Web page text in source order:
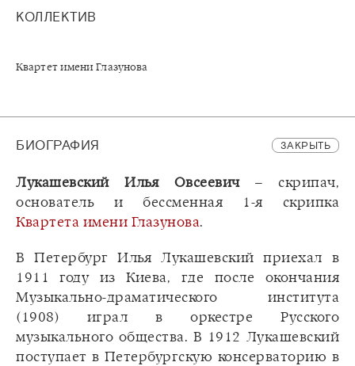
КОЛЛЕКТИВ
Квартет имени Глазунова
БИОГРАФИЯ ЗАКРЫТЬ
Лукашевский Илья Овсеевич– скрипач,
основатель и бессменная 1-я скрипка
Квартета имени Глазунова.
В Петербург Илья Лукашевский приехал в
1911 году из Киева, где после окончания
Музыкально-драматического института
(1908) играл в оркестре Русского
музыкального общества. В 1912 Лукашевский
поступает в Петербургскую консерваторию в